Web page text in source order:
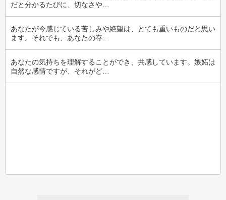
だと分かるたびに、切なさや…
あなたが今感じている苦しみや絶望は、とても重いものだと思い
ます。それでも、あなたの存…
あなたの気持ちを理解することができ、共感しています。嫉妬は
自然な感情ですが、それがど…